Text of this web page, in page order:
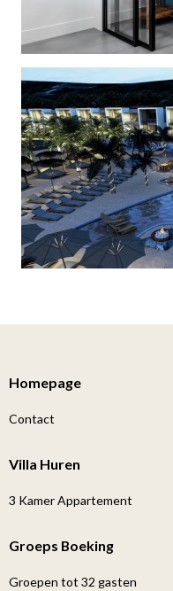
Homepage
Contact
Villa Huren
3 Kamer Appartement
Groeps Boeking
Groepen tot 32 gasten